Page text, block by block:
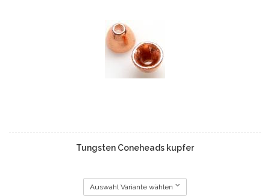
Tungsten Coneheads kupfer
Auswahl Variante wählen